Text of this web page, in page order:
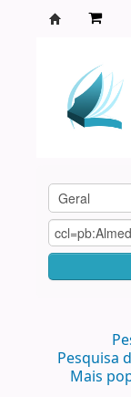
Pesquisa
Mais